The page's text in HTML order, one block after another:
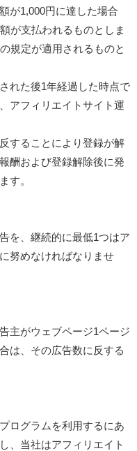
が1,000円に達した場合
が支払われるものとしま
規定が適用されるものと
れた後1年経過した時点で
アフィリエイトサイト運
することにより登録が解
酬および登録解除後に発
す。
を、継続的に最低1つはア
努めなければなりませ
主がウェブページ1ページ
は、その広告数に反する
ログラムを利用するにあ
、当社はアフィリエイト